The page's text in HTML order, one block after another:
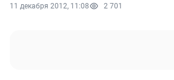
11 декабря 2012, 11:08 2 701